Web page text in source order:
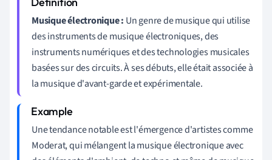
Musique électronique : Un genre de musique qui utilise
des instruments de musique électroniques, des
instruments numériques et des technologies musicales
basées sur des circuits. À ses débuts, elle était associée à
la musique d'avant-garde et expérimentale.
Une tendance notable est l'émergence d'artistes comme
Moderat, qui mélangent la musique électronique avec